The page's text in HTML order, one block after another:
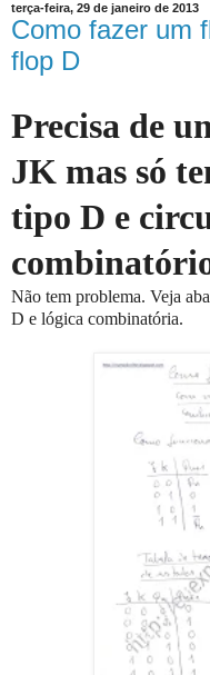
terça-feira, 29 de janeiro de 2013
Como fazer um
flop D
Precisa de
JK mas só
tipo D e
Não tem problema. Veja
D e lógica combinatória.